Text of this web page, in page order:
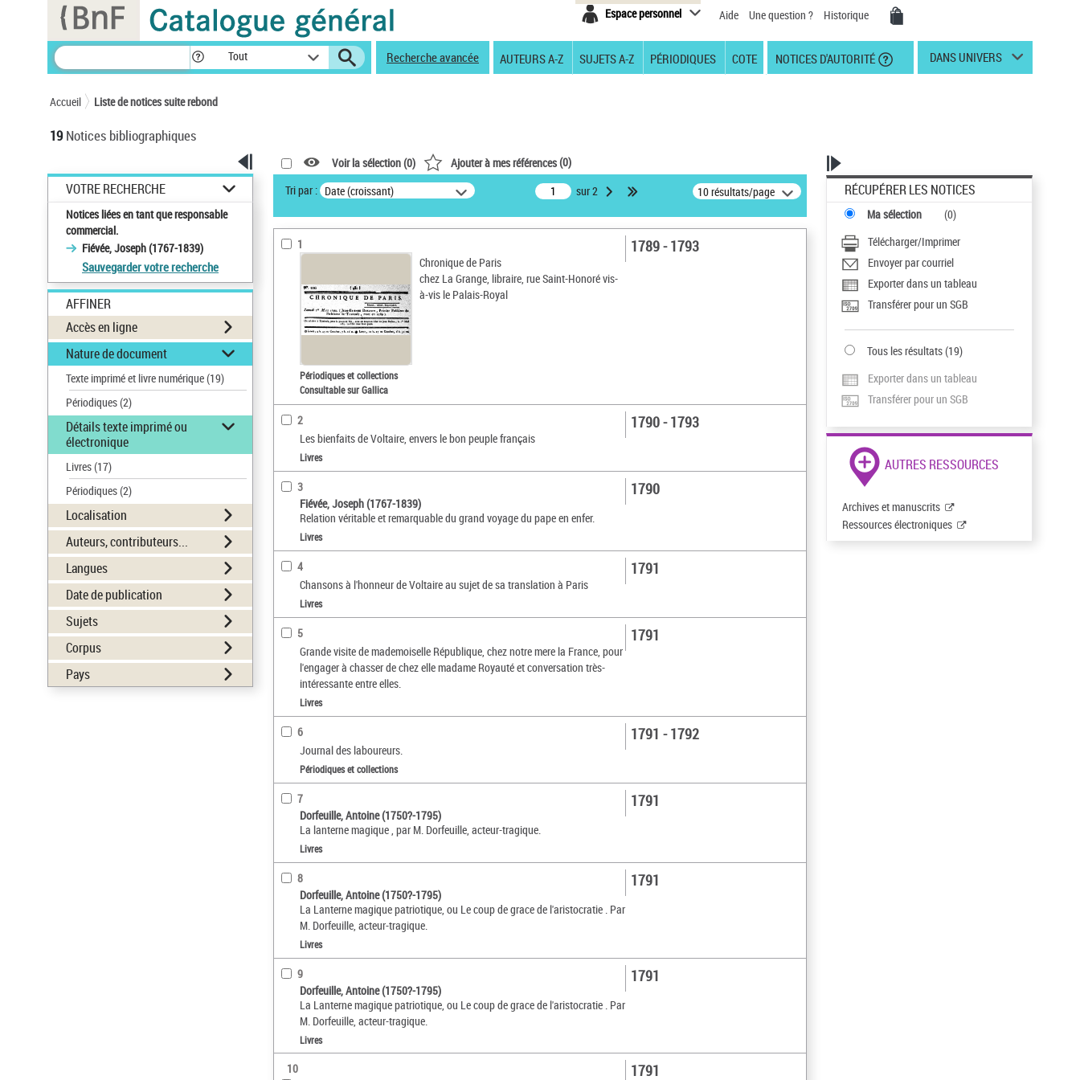
Espace personnel Aide Une question ? Historique
Tout Recherche avancée AUTEURS A-Z SUJETS A-Z PÉRIODIQUES COTE NOTICES D'AUTORITÉ DANS UNIVERS
Accueil Liste de notices suite rebond
19Notices bibliographiques
VOTRE RECHERCHE
Notices liées en tant que responsable
commercial.
Fiévée, Joseph (1767-1839)
Sauvegarder votre recherche
AFFINER
Accès en ligne
Nature de document
Texte imprimé et livre numérique(19)
Périodiques(2)
Détails texte imprimé ou
électronique
Livres(17)
Périodiques(2)
Localisation
Auteurs, contributeurs...
Langues
Date de publication
Sujets
Corpus
Pays
Voir la sélection (0) Ajouter à mes références(0)
Tri par : Date (croissant) sur 2 10 résultats/page
1
Chronique de Paris
chez La Grange, libraire, rue Saint-Honoré vis-
à-vis le Palais-Royal
1789 - 1793
Périodiques et collections
Consultable sur Gallica
2
Les bienfaits de Voltaire, envers le bon peuple français
1790 - 1793
Livres
3
Fiévée, Joseph (1767-1839)
Relation véritable et remarquable du grand voyage du pape en enfer.
1790
Livres
4
Chansons à l'honneur de Voltaire au sujet de sa translation à Paris
1791
Livres
5
Grande visite de mademoiselle République, chez notre mere la France, pour
l'engager à chasser de chez elle madame Royauté et conversation très-
intéressante entre elles.
1791
Livres
6
Journal des laboureurs.
1791 - 1792
Périodiques et collections
7
Dorfeuille, Antoine (1750?-1795)
La lanterne magique , par M. Dorfeuille, acteur-tragique.
1791
Livres
8
Dorfeuille, Antoine (1750?-1795)
La Lanterne magique patriotique, ou Le coup de grace de l'aristocratie . Par
M. Dorfeuille, acteur-tragique.
1791
Livres
9
Dorfeuille, Antoine (1750?-1795)
La Lanterne magique patriotique, ou Le coup de grace de l'aristocratie . Par
M. Dorfeuille, acteur-tragique.
1791
Livres
10
1791
RÉCUPÉRER LES NOTICES
Ma sélection (0)
Télécharger/Imprimer
Envoyer par courriel
Exporter dans un tableau
Transférer pour un SGB
Tous les résultats(19)
Exporter dans un tableau
Transférer pour un SGB
AUTRES RESSOURCES
Archives et manuscrits
Ressources électroniques
Panneau de gestion des cookies